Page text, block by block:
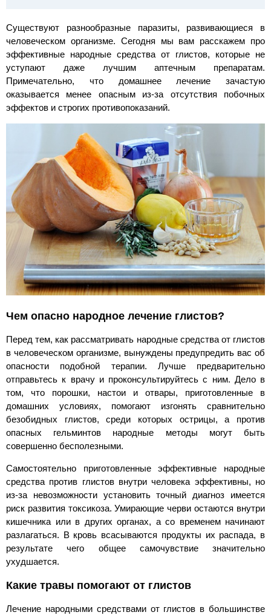
Существуют разнообразные паразиты, развивающиеся в
человеческом организме. Сегодня мы вам расскажем про
эффективные народные средства от глистов, которые не
уступают даже лучшим аптечным препаратам.
Примечательно, что домашнее лечение зачастую
оказывается менее опасным из-за отсутствия побочных
эффектов и строгих противопоказаний.
Чем опасно народное лечение глистов?
Перед тем, как рассматривать народные средства от глистов
в человеческом организме, вынуждены предупредить вас об
опасности подобной терапии. Лучше предварительно
отправьтесь к врачу и проконсультируйтесь с ним. Дело в
том, что порошки, настои и отвары, приготовленные в
домашних условиях, помогают изгонять сравнительно
безобидных глистов, среди которых острицы, а против
опасных гельминтов народные методы могут быть
совершенно бесполезными.
Самостоятельно приготовленные эффективные народные
средства против глистов внутри человека эффективны, но
из-за невозможности установить точный диагноз имеется
риск развития токсикоза. Умирающие черви остаются внутри
кишечника или в других органах, а со временем начинают
разлагаться. В кровь всасываются продукты их распада, в
результате чего общее самочувствие значительно
ухудшается.
Какие травы помогают от глистов
Лечение народными средствами от глистов в большинстве